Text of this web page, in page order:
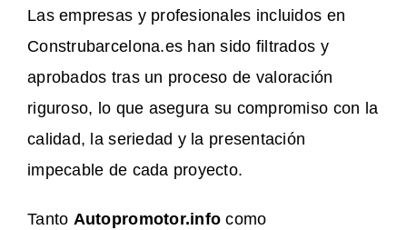
Las empresas y profesionales incluidos en
Construbarcelona.es han sido filtrados y
aprobados tras un proceso de valoración
riguroso, lo que asegura su compromiso con la
calidad, la seriedad y la presentación
impecable de cada proyecto.
Tanto Autopromotor.info como